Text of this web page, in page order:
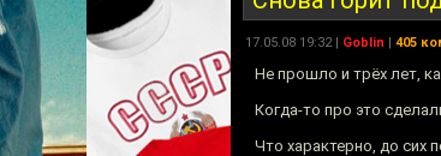
17.05.08 19:32 | Goblin | 405
Не прошло и трёх лет,
Когда-то про это
Что характерно, до сих